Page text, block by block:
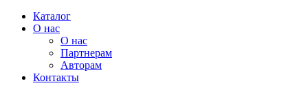
Каталог
О нас
О нас
Партнерам
Авторам
Контакты